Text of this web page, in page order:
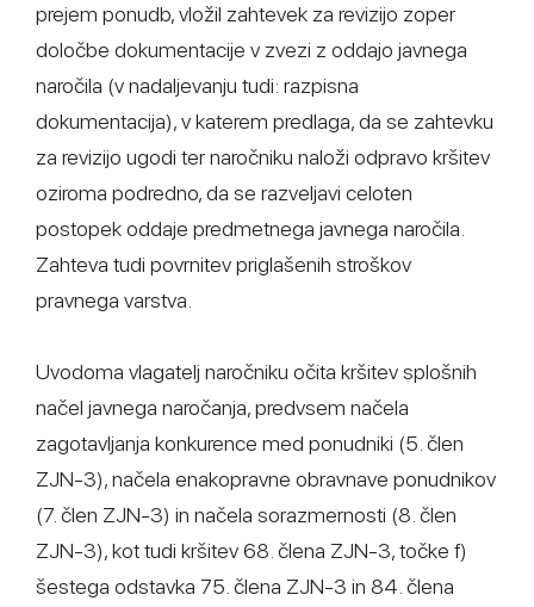
prejem ponudb, vložil zahtevek za revizijo zoper
določbe dokumentacije v zvezi z oddajo javnega
naročila (v nadaljevanju tudi: razpisna
dokumentacija), v katerem predlaga, da se zahtevku
za revizijo ugodi ter naročniku naloži odpravo kršitev
oziroma podredno, da se razveljavi celoten
postopek oddaje predmetnega javnega naročila.
Zahteva tudi povrnitev priglašenih stroškov
pravnega varstva.
Uvodoma vlagatelj naročniku očita kršitev splošnih
načel javnega naročanja, predvsem načela
zagotavljanja konkurence med ponudniki (5. člen
ZJN-3), načela enakopravne obravnave ponudnikov
(7. člen ZJN-3) in načela sorazmernosti (8. člen
ZJN-3), kot tudi kršitev 68. člena ZJN-3, točke f)
šestega odstavka 75. člena ZJN-3 in 84. člena